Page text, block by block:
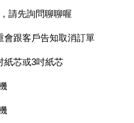
請先詢問聊聊喔
會跟客戶告知取消訂單
紙芯或3吋紙芯